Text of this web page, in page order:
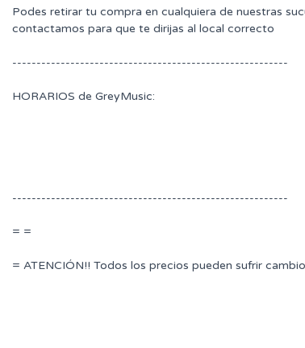
Podes retirar tu compra en cualquiera de nuestras
contactamos para que te dirijas al local correcto
---------------------------------------------------------
HORARIOS de GreyMusic:
---------------------------------------------------------
= =
= ATENCIÓN!! Todos los precios pueden sufrir